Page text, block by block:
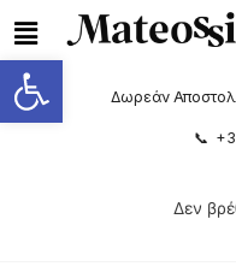
Ανοίξτε τη γραμμή εργαλείων
Δωρεάν
📞
Δεν